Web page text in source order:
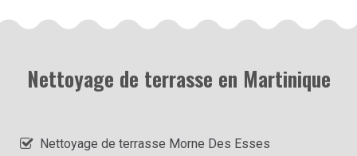
Nettoyage de terrasse en Martinique
Nettoyage de terrasse Morne Des Esses